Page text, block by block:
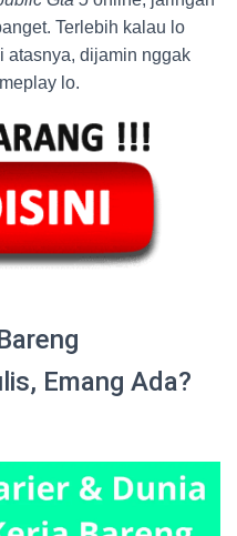
Terlebih kalau lo
atasnya, dijamin nggak
lo.
Emang Ada?